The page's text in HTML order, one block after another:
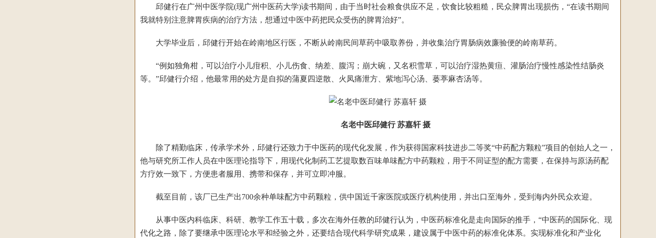
邱健行在广州中医学院(现广州中医药大学)读书期间，由于当时社会粮食供应不足，饮食比较粗糙，民众脾胃出现损伤，“在读书期间
我就特别注意脾胃疾病的治疗方法，想通过中医中药把民众受伤的脾胃治好”。
大学毕业后，邱健行开始在岭南地区行医，不断从岭南民间草药中吸取养份，并收集治疗胃肠病效廉验便的岭南草药。
“例如独角柑，可以治疗小儿疳积、小儿伤食、纳差、腹泻；崩大碗，又名积雪草，可以治疗湿热黄疸、灌肠治疗慢性感染性结肠炎
等。”邱健行介绍，他最常用的处方是自拟的蒲夏四逆散、火凤痛泄方、紫地泻心汤、蒌葶麻杏汤等。
名老中医邱健行 苏嘉轩 摄
除了精勤临床，传承学术外，邱健行还致力于中医药的现代化发展，作为获得国家科技进步二等奖“中药配方颗粒”项目的创始人之一，
他与研究所工作人员在中医理论指导下，用现代化制药工艺提取数百味单味配方中药颗粒，用于不同证型的配方需要，在保持与原汤药配
方疗效一致下，方便患者服用、携带和保存，并可立即冲服。
截至目前，该厂已生产出700余种单味配方中药颗粒，供中国近千家医院或医疗机构使用，并出口至海外，受到海内外民众欢迎。
从事中医内科临床、科研、教学工作五十载，多次在海外任教的邱健行认为，中医药标准化是走向国际的推手，“中医药的国际化、现
代化之路，除了要继承中医理论水平和经验之外，还要结合现代科学研究成果，建设属于中医中药的标准化体系。实现标准化和产业化